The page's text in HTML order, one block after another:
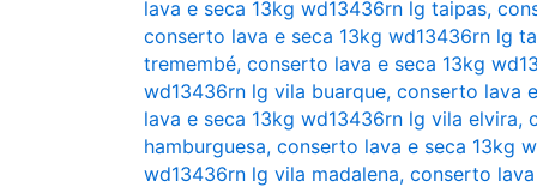
lava e seca 13kg wd13436rn lg taipas,
conserto lava e seca 13kg wd13436rn lg
tremembé, conserto lava e seca 13kg
wd13436rn lg vila buarque, conserto lava
lava e seca 13kg wd13436rn lg vila elvira,
hamburguesa, conserto lava e seca 13kg
wd13436rn lg vila madalena, conserto